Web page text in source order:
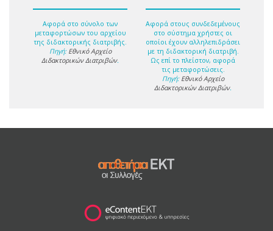
Αφορά στο σύνολο των
μεταφορτώσων του αρχείου
της διδακτορικής διατριβής.
Πηγή: Εθνικό Αρχείο
Διδακτορικών Διατριβών.
Αφορά στους συνδεδεμένους
στο σύστημα χρήστες οι
οποίοι έχουν αλληλεπιδράσει
με τη διδακτορική διατριβή.
Ως επί το πλείστον, αφορά
τις μεταφορτώσεις.
Πηγή: Εθνικό Αρχείο
Διδακτορικών Διατριβών.